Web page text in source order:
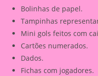
Bolinhas de papel.
Tampinhas
Mini gols feitos com
Cartões numerados.
Dados.
Fichas com jogadores.